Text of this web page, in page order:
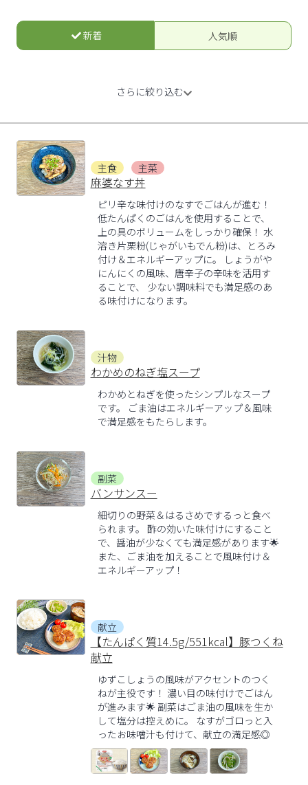
新着 人気順
主食 主菜
麻婆なす丼
ピリ辛な味付けのなすでごはんが進む！
低たんぱくのごはんを使用することで、
上の具のボリュームをしっかり確保！ 水
溶き片栗粉(じゃがいもでん粉)は、とろみ
付け＆エネルギーアップに。 しょうがや
にんにくの風味、唐辛子の辛味を活用す
ることで、 少ない調味料でも満足感のあ
る味付けになります。
汁物
わかめのねぎ塩スープ
わかめとねぎを使ったシンプルなスープ
です。 ごま油はエネルギーアップ＆風味
で満足感をもたらします。
副菜
バンサンスー
細切りの野菜＆はるさめでするっと食べ
られます。 酢の効いた味付けにすること
で、醤油が少なくても満足感があります🌟
また、ごま油を加えることで風味付け＆
エネルギーアップ！
献立
【たんぱく質14.5g/551kcal】豚つくね
献立
ゆずこしょうの風味がアクセントのつく
ねが主役です！ 濃い目の味付けでごはん
が進みます🌟 副菜はごま油の風味を生か
して塩分は控えめに。 なすがゴロっと入
ったお味噌汁も付けて、献立の満足感◎